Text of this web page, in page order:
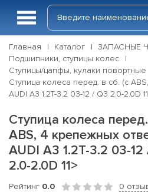
Главная Каталог
ЗАПАСНЫЕ
Подшипники, ступицы колес
Ступицы/цапфы, кулаки повортные
Ступица колеса перед. в сб. (с
AUDI A3 1.2T-3.2 03-12 / Q3 2.0-2.0D
Ступица колеса
ABS, 4 крепежных
AUDI A3 1.2T-3.2 03-12
2.0-2.0D 11>
Рейтинг 0.0 0